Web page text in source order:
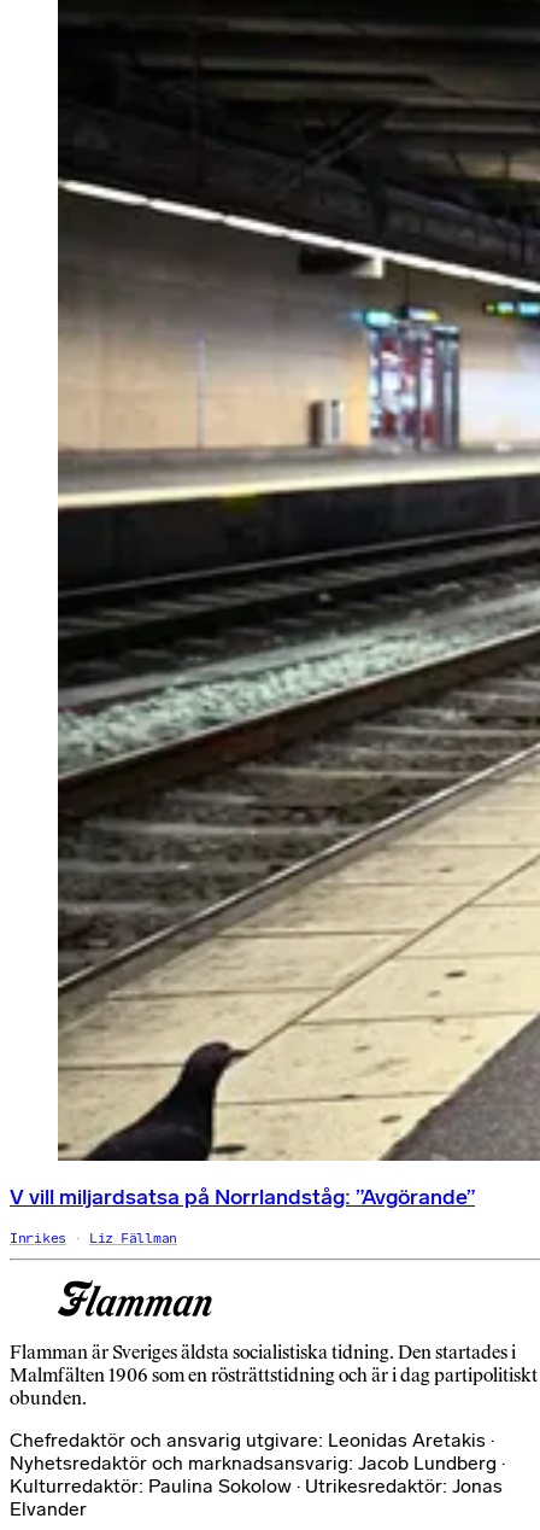
V vill miljardsatsa på Norrlandståg: ”Avgörande”
Inrikes Liz Fällman
Flamman är Sveriges äldsta socialistiska tidning. Den startades i
Malmfälten 1906 som en rösträttstidning och är i dag partipolitiskt
obunden.
Chefredaktör och ansvarig utgivare: Leonidas Aretakis ·
Nyhetsredaktör och marknadsansvarig: Jacob Lundberg ·
Kulturredaktör: Paulina Sokolow · Utrikesredaktör: Jonas
Elvander